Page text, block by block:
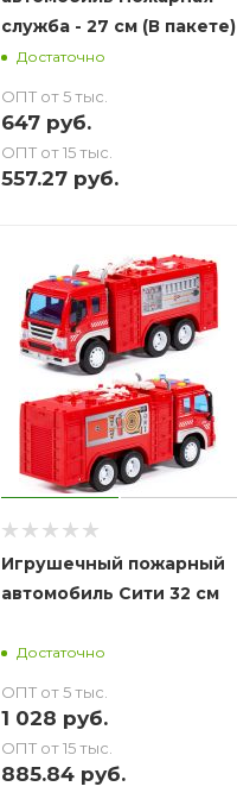
служба - 27 см (В пакете)
Достаточно
ОПТ от 5 тыс.
647руб.
ОПТ от 15 тыс.
557.27руб.
Игрушечный пожарный
автомобиль Сити 32 см
Достаточно
ОПТ от 5 тыс.
1 028 руб.
ОПТ от 15 тыс.
885.84руб.